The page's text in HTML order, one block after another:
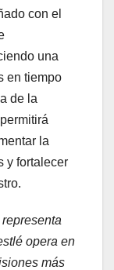
con el
una
en tiempo
de la
la
y fortalecer
opera en
más